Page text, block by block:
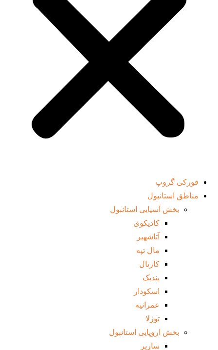
فورکی گروپ
مناطق استانبول
بخش آسیایی استانبول
کادیکوی
آتاشهیر
مال تپه
کارتال
پندیک
اسکودار
عمرانیه
توزلا
بخش اروپایی استانبول
ساریر